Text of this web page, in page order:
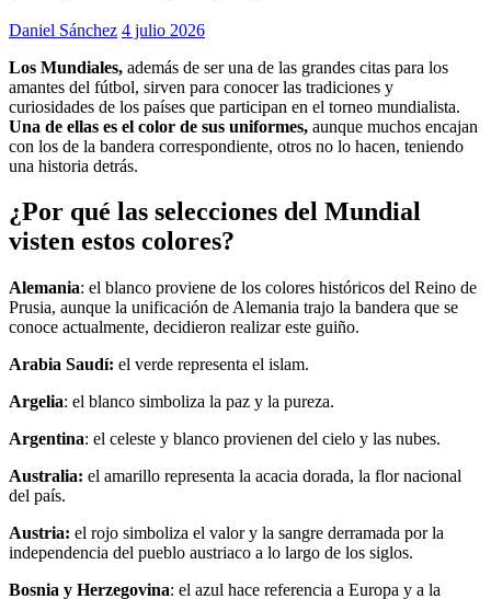
Daniel Sánchez 4 julio 2026
Los Mundiales, además de ser una de las grandes citas para los
amantes del fútbol, sirven para conocer las tradiciones y
curiosidades de los países que participan en el torneo mundialista.
Una de ellas es el color de sus uniformes, aunque muchos encajan
con los de la bandera correspondiente, otros no lo hacen, teniendo
una historia detrás.
¿Por qué las selecciones del Mundial
visten estos colores?
Alemania: el blanco proviene de los colores históricos del Reino de
Prusia, aunque la unificación de Alemania trajo la bandera que se
conoce actualmente, decidieron realizar este guiño.
Arabia Saudí: el verde representa el islam.
Argelia: el blanco simboliza la paz y la pureza.
Argentina: el celeste y blanco provienen del cielo y las nubes.
Australia: el amarillo representa la acacia dorada, la flor nacional
del país.
Austria: el rojo simboliza el valor y la sangre derramada por la
independencia del pueblo austriaco a lo largo de los siglos.
Bosnia y Herzegovina: el azul hace referencia a Europa y a la